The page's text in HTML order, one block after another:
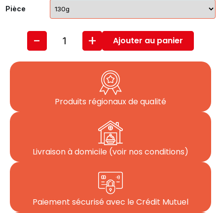
Pièce
- + Ajouter au panier
Produits régionaux de qualité
Livraison à domicile (voir nos conditions)
Paiement sécurisé avec le Crédit Mutuel